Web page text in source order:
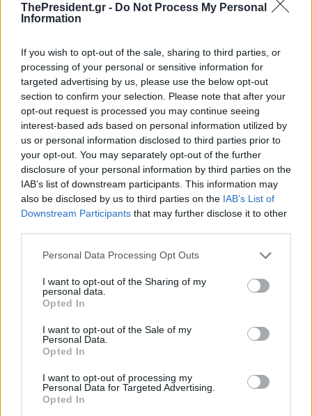
ThePresident.gr - Do Not Process My Personal
Information
If you wish to opt-out of the sale, sharing to third parties, or
processing of your personal or sensitive information for
targeted advertising by us, please use the below opt-out
section to confirm your selection. Please note that after your
opt-out request is processed you may continue seeing
interest-based ads based on personal information utilized by
us or personal information disclosed to third parties prior to
your opt-out. You may separately opt-out of the further
disclosure of your personal information by third parties on the
IAB’s list of downstream participants. This information may
also be disclosed by us to third parties on the IAB’s List of
Downstream Participants that may further disclose it to other
Personal Data Processing Opt Outs
I want to opt-out of the Sharing of my
personal data.
Opted In
I want to opt-out of the Sale of my
Personal Data.
Opted In
I want to opt-out of processing my
Personal Data for Targeted Advertising.
Opted In
Εταιρείας (American Cancer Society...
ΕΟΔΥ: Η ηπατίτιδα παραμένει «σιωπηλό»
πρόβλημα δημόσιας υγείας
Με αφορμή την Παγκόσμια Ημέρα Ιογενούς Ηπατίτιδας (28 Ιουλίου), ο Εθνικός
έγκαιρης διάγνωσης και...